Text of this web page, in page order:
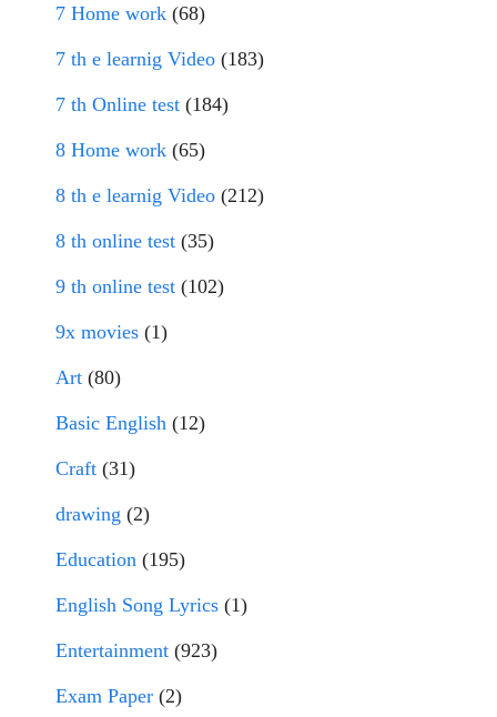
7 Home work (68)
7 th e learnig Video (183)
7 th Online test (184)
8 Home work (65)
8 th e learnig Video (212)
8 th online test (35)
9 th online test (102)
9x movies (1)
Art (80)
Basic English (12)
Craft (31)
drawing (2)
Education (195)
English Song Lyrics (1)
Entertainment (923)
Exam Paper (2)